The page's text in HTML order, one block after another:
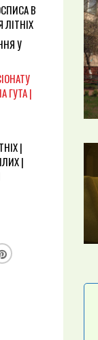
В
ЛІТНІХ
У
ГУТА |
|
|